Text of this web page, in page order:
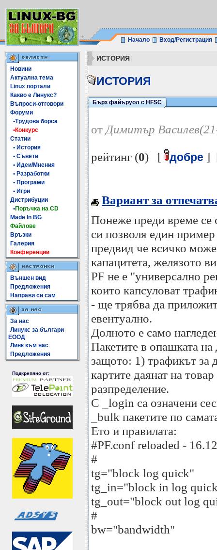
Начало Вход/Регистрация
Новини
Актуална тема
Linux портали
Какво е Линукс?
Въпроси-отговори
Форуми
•Трудова борса
•Конкурс
Статии
• История
• Съвети
• Идеи/Мнения
• Разработки
• Програми
• Игри
Дистрибуции
•Поръчка на CD
Made In BG
Файлове
Връзки
Галерия
Конференции
Външен вид
Предложения
Направи си сам
За нас
Линукс за българи
ЕООД
Линк към нас
Предложения
Подкрепяно от:
ИСТОРИЯ
ИСТОРИЯ
Бърз файъруол с HFSC
от Димитър
рейтинг (0) [ добре ]
Вариант за
Понеже преди време
си позволя един
предвид че всичко
капацитета, желязото
PF не е "универсално
които капсуловат
- ще трябва да
евентуално.
Долното е само
Пакетите в опашката на
защото: 1) трафикът
картите даянат на
разпределение.
С _login са означени
_bulk пакетите по
Ето и правилата:
#PF.conf reloaded -
#
tg="block log quick"
tg_in="block in log
tg_out="block out log
#
bw="bandwidth"